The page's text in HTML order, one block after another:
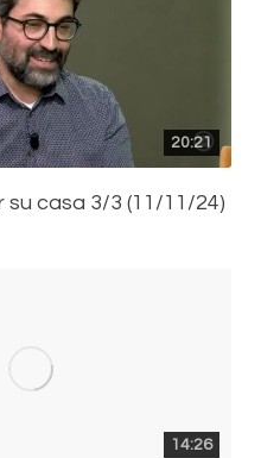
20:21
casa 3/3 (11/11/24)
14:26